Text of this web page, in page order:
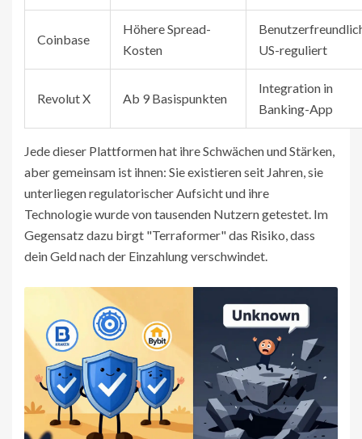
Coinbase
Höhere Spread-
Kosten
US-reguliert
Revolut X Ab 9 Basispunkten
Integration in
Banking-App
Jede dieser Plattformen hat ihre Schwächen und Stärken,
aber gemeinsam ist ihnen: Sie existieren seit Jahren, sie
unterliegen regulatorischer Aufsicht und ihre
Technologie wurde von tausenden Nutzern getestet. Im
Gegensatz dazu birgt "Terraformer" das Risiko, dass
dein Geld nach der Einzahlung verschwindet.